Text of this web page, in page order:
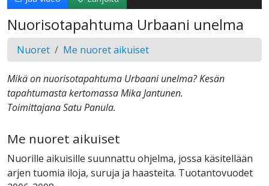
Nuorisotapahtuma Urbaani unelma
Nuoret Me nuoret aikuiset
Mikä on nuorisotapahtuma Urbaani unelma? Kesän
tapahtumasta kertomassa Mika Jantunen.
Toimittajana Satu Panula.
Me nuoret aikuiset
Nuorille aikuisille suunnattu ohjelma, jossa käsitellään
arjen tuomia iloja, suruja ja haasteita. Tuotantovuodet